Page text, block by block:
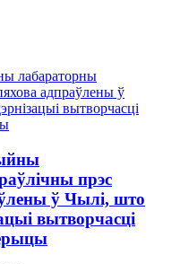
прэс
ў Чылі, што
вытворчасці